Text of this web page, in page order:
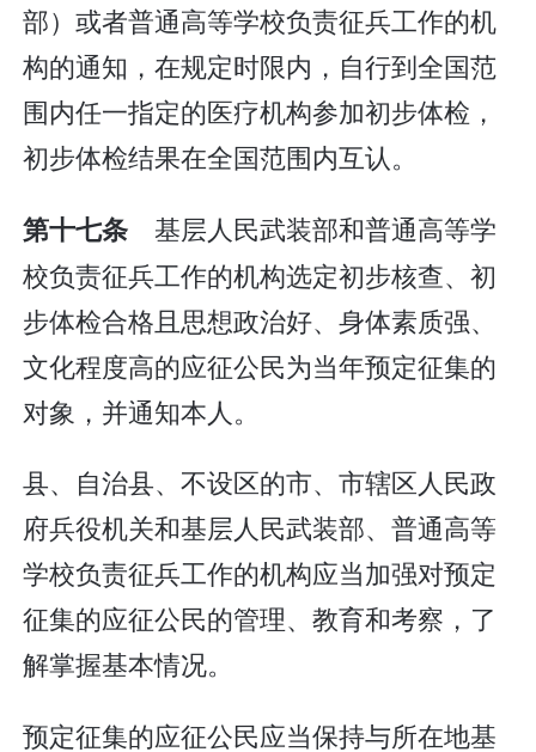
部）或者普通高等学校负责征兵工作的机
构的通知，在规定时限内，自行到全国范
围内任一指定的医疗机构参加初步体检，
初步体检结果在全国范围内互认。
第十七条 基层人民武装部和普通高等学
校负责征兵工作的机构选定初步核查、初
步体检合格且思想政治好、身体素质强、
文化程度高的应征公民为当年预定征集的
对象，并通知本人。
县、自治县、不设区的市、市辖区人民政
府兵役机关和基层人民武装部、普通高等
学校负责征兵工作的机构应当加强对预定
征集的应征公民的管理、教育和考察，了
解掌握基本情况。
预定征集的应征公民应当保持与所在地基